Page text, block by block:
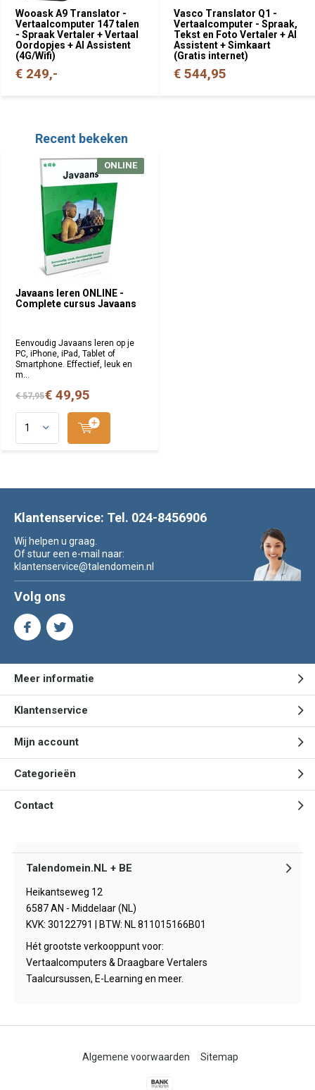
Wooask A9 Translator -
Vertaalcomputer 147 talen
- Spraak Vertaler + Vertaal
Oordopjes + AI Assistent
(4G/Wifi)
€ 249,-
Vasco Translator Q1 -
Vertaalcomputer - Spraak,
Tekst en Foto Vertaler + AI
Assistent + Simkaart
(Gratis internet)
€ 544,95
Recent bekeken
Javaans leren ONLINE -
Complete cursus Javaans
ONLINE
Eenvoudig Javaans leren op je
PC, iPhone, iPad, Tablet of
Smartphone. Effectief, leuk en
m...
€ 57,95€ 49,95
Klantenservice: Tel. 024-8456906
Wij helpen u graag.
Of stuur een e-mail naar:
klantenservice@talendomein.nl
Volg ons
Meer informatie
Klantenservice
Mijn account
Categorieën
Contact
Talendomein.NL + BE
Heikantseweg 12
6587 AN - Middelaar (NL)
KVK: 30122791 | BTW: NL 811015166B01
Hét grootste verkooppunt voor:
Vertaalcomputers & Draagbare Vertalers
Taalcursussen, E-Learning en meer.
Algemene voorwaarden Sitemap